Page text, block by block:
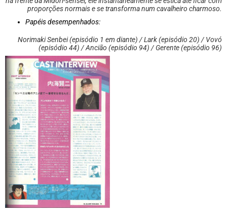
proporções normais e se transforma num cavalheiro charmoso.
Papéis desempenhados:
Norimaki Senbei (episódio 1 em diante) / Lark (episódio 20) / Vovó
(episódio 44) / Ancião (episódio 94) / Gerente (episódio 96)